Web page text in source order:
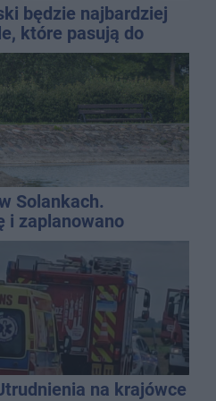
będzie najbardziej
które pasują do
Solankach.
i zaplanowano
na krajówce